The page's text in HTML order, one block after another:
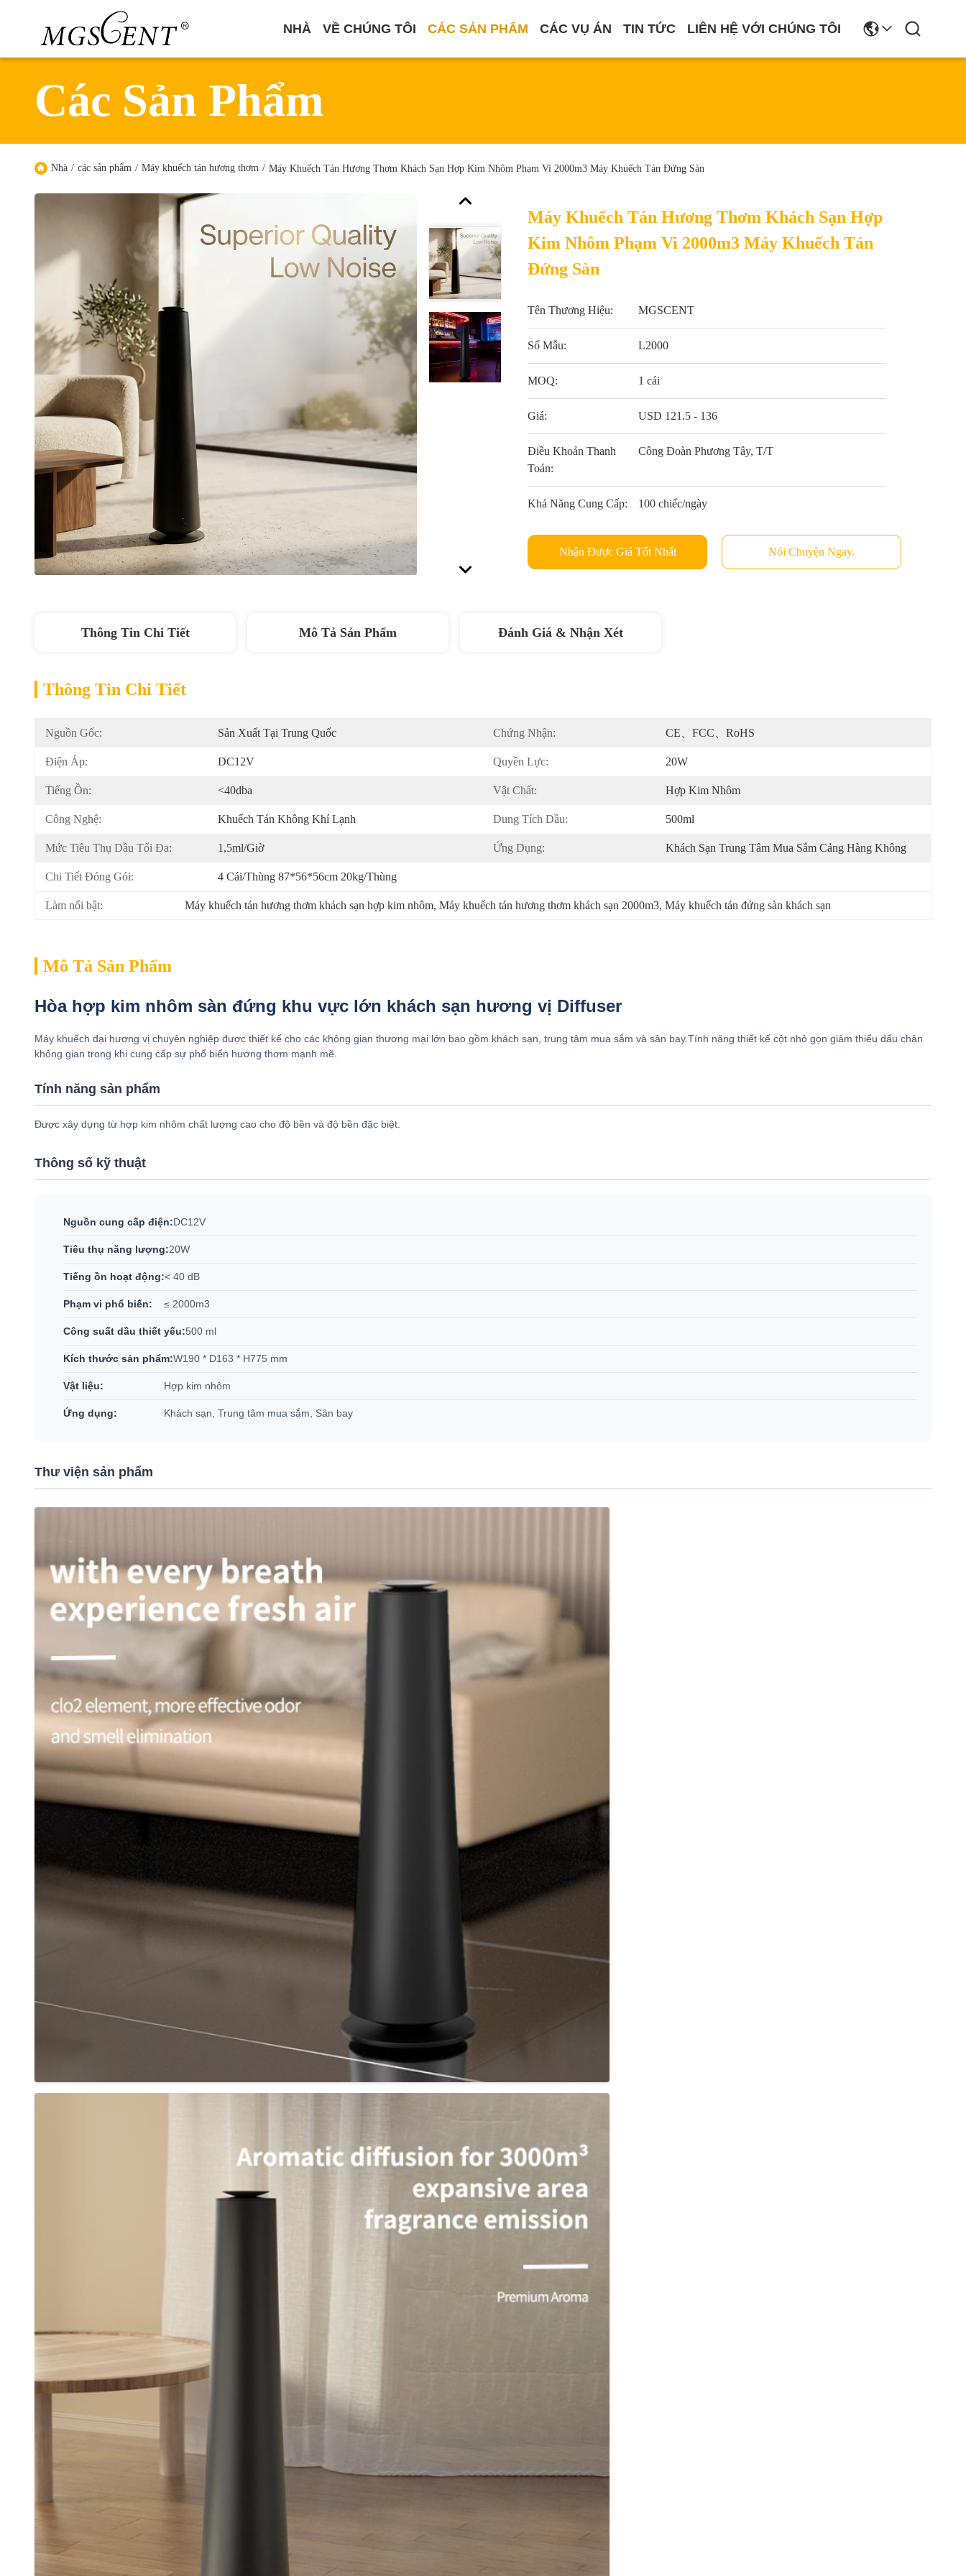
NHÀ VỀ CHÚNG TÔI CÁC SẢN PHẨM CÁC VỤ ÁN TIN TỨC LIÊN HỆ VỚI CHÚNG TÔI
Các Sản Phẩm
Nhà / các sản phẩm / Máy khuếch tán hương thơm / Máy Khuếch Tán Hương Thơm Khách Sạn Hợp Kim Nhôm Phạm Vi 2000m3 Máy Khuếch Tán Đứng Sàn
Máy Khuếch Tán Hương Thơm Khách Sạn Hợp
Kim Nhôm Phạm Vi 2000m3 Máy Khuếch Tán
Đứng Sàn
Tên Thương Hiệu: MGSCENT
Số Mẫu: L2000
MOQ: 1 cái
Giá: USD 121.5 - 136
Điều Khoản Thanh
Toán:
Công Đoàn Phương Tây, T/T
Khả Năng Cung Cấp: 100 chiếc/ngày
Nhận Được Giá Tốt Nhất Nói Chuyện Ngay.
Thông Tin Chi Tiết Mô Tả Sản Phẩm Đánh Giá & Nhận Xét
Thông Tin Chi Tiết
Nguồn Gốc: Sản Xuất Tại Trung Quốc Chứng Nhận: CE、FCC、RoHS
Điện Áp: DC12V Quyền Lực: 20W
Tiếng Ồn: <40dba Vật Chất: Hợp Kim Nhôm
Công Nghệ: Khuếch Tán Không Khí Lạnh Dung Tích Dầu: 500ml
Mức Tiêu Thụ Dầu Tối Đa: 1,5ml/giờ Ứng Dụng: Khách Sạn Trung Tâm Mua Sắm Cảng Hàng Không
Chi Tiết Đóng Gói: 4 Cái/thùng 87*56*56cm 20kg/thùng
Làm nổi bật: Máy khuếch tán hương thơm khách sạn hợp kim nhôm, Máy khuếch tán hương thơm khách sạn 2000m3, Máy khuếch tán đứng sàn khách sạn
Mô Tả Sản Phẩm
Hòa hợp kim nhôm sàn đứng khu vực lớn khách sạn hương vị Diffuser
Máy khuếch đại hương vị chuyên nghiệp được thiết kế cho các không gian thương mại lớn bao gồm khách sạn, trung tâm mua sắm và sân bay.Tính năng thiết kế cột nhỏ gọn giảm thiểu dấu chân
không gian trong khi cung cấp sự phổ biến hương thơm mạnh mẽ.
Tính năng sản phẩm
Được xây dựng từ hợp kim nhôm chất lượng cao cho độ bền và độ bền đặc biệt.
Thông số kỹ thuật
Nguồn cung cấp điện:DC12V
Tiêu thụ năng lượng:20W
Tiếng ồn hoạt động:< 40 dB
Phạm vi phổ biến: ≤ 2000m3
Công suất dầu thiết yếu:500 ml
Kích thước sản phẩm:W190 * D163 * H775 mm
Vật liệu: Hợp kim nhôm
Ứng dụng: Khách sạn, Trung tâm mua sắm, Sân bay
Thư viện sản phẩm